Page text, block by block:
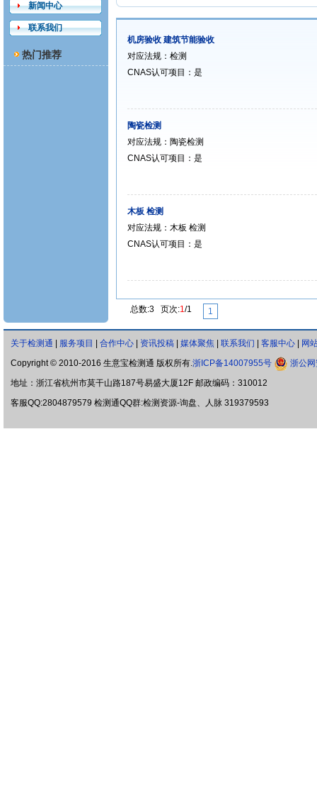
新闻中心
联系我们
热门推荐
机房验收 建筑节能验收
对应法规：检测
CNAS认可项目：是
陶瓷检测
对应法规：陶瓷检测
CNAS认可项目：是
木板 检测
对应法规：木板 检测
CNAS认可项目：是
总数:3 页次:1/1 1
关于检测通 服务项目 合作中心 资讯投稿 媒体聚焦 联系我们 客服中心
网
Copyright © 2010-2016 生意宝检测通 版权所有.浙ICP备14007955号
浙公
地址：浙江省杭州市莫干山路187号易盛大厦12F 邮政编码：310012
客服QQ:2804879579 检测通QQ群:检测资源-询盘、人脉 319379593